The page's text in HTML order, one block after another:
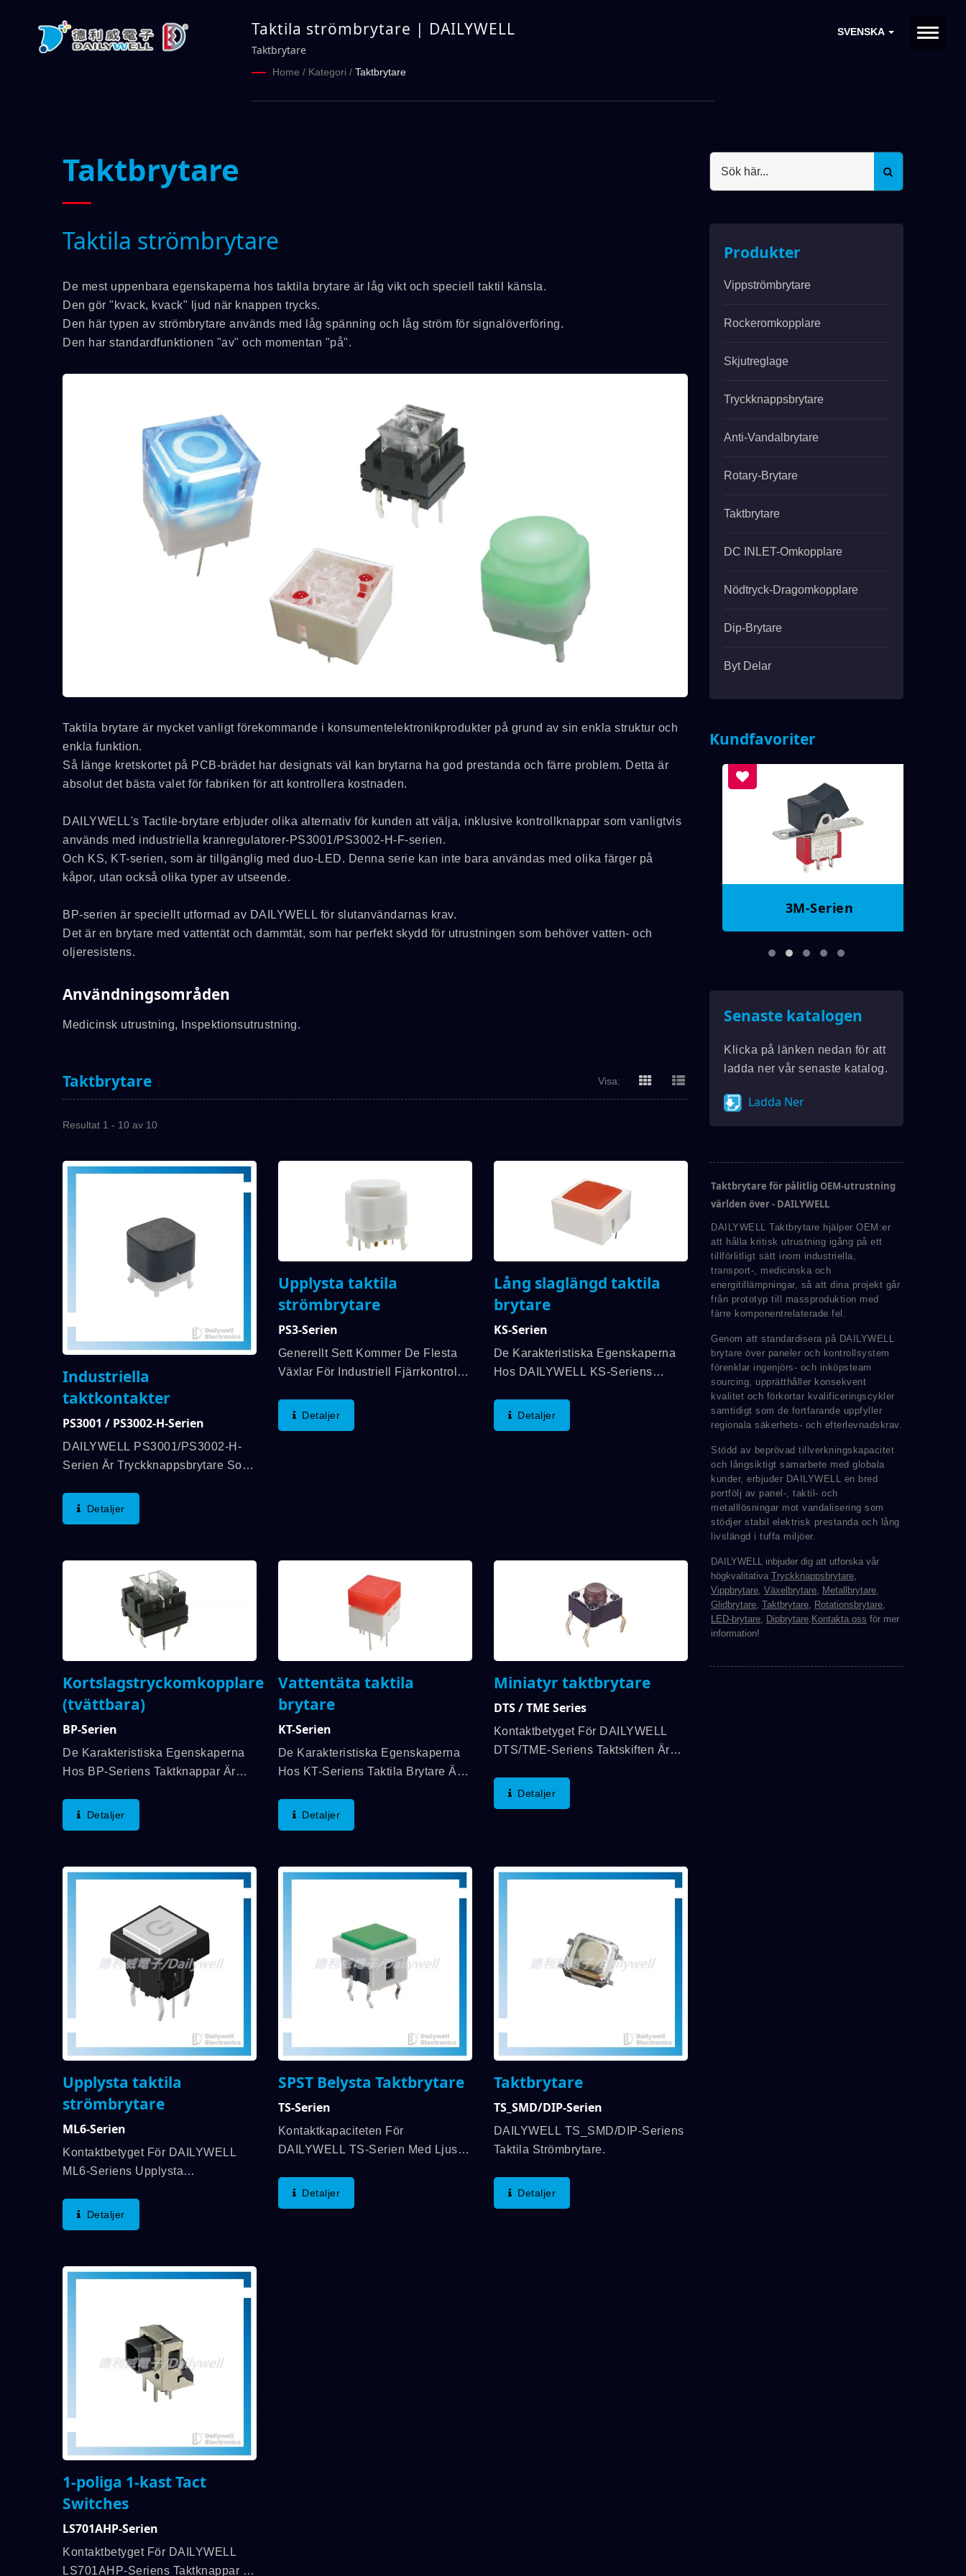
SVENSKA
Taktila strömbrytare | DAILYWELL
Taktbrytare
Home / Kategori / Taktbrytare
Taktbrytare
Taktila strömbrytare
De mest uppenbara egenskaperna hos taktila brytare är låg vikt och speciell taktil känsla.
Den gör "kvack, kvack" ljud när knappen trycks.
Den här typen av strömbrytare används med låg spänning och låg ström för signalöverföring.
Den har standardfunktionen "av" och momentan "på".
Taktila brytare är mycket vanligt förekommande i konsumentelektronikprodukter på grund av sin enkla struktur och
enkla funktion.
Så länge kretskortet på PCB-brädet har designats väl kan brytarna ha god prestanda och färre problem. Detta är
absolut det bästa valet för fabriken för att kontrollera kostnaden.
DAILYWELL's Tactile-brytare erbjuder olika alternativ för kunden att välja, inklusive kontrollknappar som vanligtvis
används med industriella kranregulatorer-PS3001/PS3002-H-F-serien.
Och KS, KT-serien, som är tillgänglig med duo-LED. Denna serie kan inte bara användas med olika färger på
kåpor, utan också olika typer av utseende.
BP-serien är speciellt utformad av DAILYWELL för slutanvändarnas krav.
Det är en brytare med vattentät och dammtät, som har perfekt skydd för utrustningen som behöver vatten- och
oljeresistens.
Användningsområden
Medicinsk utrustning, Inspektionsutrustning.
Taktbrytare Visa:
Resultat 1 - 10 av 10
Industriella
taktkontakter
PS3001 / PS3002-H-Serien
DAILYWELL PS3001/PS3002-H-
Serien Är Tryckknappsbrytare Som
Ett Långt Slag. Du Kan Välja
Mellan Enpolig, Enkastbrytare Eller
Dubbelverkande Brytare....
Detaljer
Upplysta taktila
strömbrytare
PS3-Serien
Generellt Sett Kommer De Flesta
Växlar För Industriell Fjärrkontroll
Sidan Av Kontrollhandtaget För Att
Kontrollera Ledningen.
Detaljer
Lång slaglängd taktila
brytare
KS-Serien
De Karakteristiska Egenskaperna
Hos DAILYWELL KS-Seriens
Färger, Hög Tillförlitlighet För
Kontakt Och Utmärkt
Detaljer
Kortslagstryckomkopplare
(tvättbara)
BP-Serien
De Karakteristiska Egenskaperna
Hos BP-Seriens Taktknappar Är
Livslängd Och Vattentäta Belysta
Taktknappar. Arbetsområdet För
-25℃...
Detaljer
Vattentäta taktila
brytare
KT-Serien
De Karakteristiska Egenskaperna
Hos KT-Seriens Taktila Brytare Är
Blandad LED, Unik Struktur För
Diffusorplatta Och Tätad Struktur
Kontaktreliabilitet....
Detaljer
Miniatyr taktbrytare
DTS / TME Series
Kontaktbetyget För DAILYWELL
DTS/TME-Seriens Taktskiften Är
Funktion Är Tillgänglig. Driftkraften
Är 160±50gf Och 260±50gf. Och
Detaljer
Upplysta taktila
strömbrytare
ML6-Serien
Kontaktbetyget För DAILYWELL
ML6-Seriens Upplysta
50mA, 12VDC Och Driftkraften Är
160±50gf. Driftstemperaturområdet
Förvaringstemperaturområdet...
Detaljer
SPST Belysta Taktbrytare
TS-Serien
Kontaktkapaciteten För
DAILYWELL TS-Serien Med Ljust
Är Upp Till DC 12V, 20mA Max.
Och PUSH-ON-Typ SPST-Funktion
Detaljer
Taktbrytare
TS_SMD/DIP-Serien
DAILYWELL TS_SMD/DIP-Seriens
Taktila Strömbrytare.
Detaljer
1-poliga 1-kast Tact
Switches
LS701AHP-Serien
Kontaktbetyget För DAILYWELL
LS701AHP-Seriens Taktknappar Är
Produkter
Vippströmbrytare
Rockeromkopplare
Skjutreglage
Tryckknappsbrytare
Anti-Vandalbrytare
Rotary-Brytare
Taktbrytare
DC INLET-Omkopplare
Nödtryck-Dragomkopplare
Dip-Brytare
Byt Delar
Kundfavoriter
7M-Serien MPB-Serien 3M-Serien
Senaste katalogen
Klicka på länken nedan för att
ladda ner vår senaste katalog.
Ladda Ner
Taktbrytare för pålitlig OEM-utrustning
världen över - DAILYWELL
DAILYWELL Taktbrytare hjälper OEM:er
att hålla kritisk utrustning igång på ett
tillförlitligt sätt inom industriella,
transport-, medicinska och
energitillämpningar, så att dina projekt går
från prototyp till massproduktion med
färre komponentrelaterade fel.
Genom att standardisera på DAILYWELL
brytare över paneler och kontrollsystem
förenklar ingenjörs- och inköpsteam
sourcing, upprätthåller konsekvent
kvalitet och förkortar kvalificeringscykler
samtidigt som de fortfarande uppfyller
regionala säkerhets- och efterlevnadskrav.
Stödd av beprövad tillverkningskapacitet
och långsiktigt samarbete med globala
kunder, erbjuder DAILYWELL en bred
portfölj av panel-, taktil- och
metalllösningar mot vandalisering som
stödjer stabil elektrisk prestanda och lång
livslängd i tuffa miljöer.
DAILYWELL inbjuder dig att utforska vår
högkvalitativa Tryckknappsbrytare,
Vippbrytare, Växelbrytare, Metallbrytare,
Glidbrytare, Taktbrytare, Rotationsbrytare,
LED-brytare, Dipbrytare. Kontakta oss för mer
information!